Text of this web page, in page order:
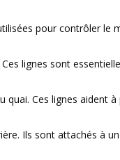
pour contrôler le
lignes sont
Ces lignes aident
Ils sont attachés à